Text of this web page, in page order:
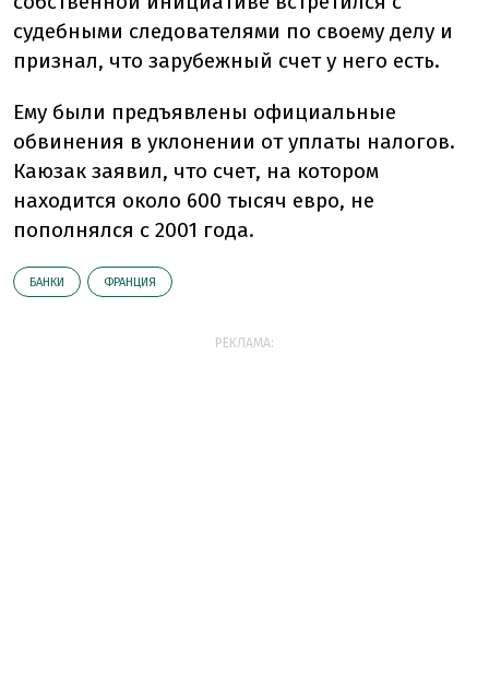
судебными следователями по своему делу и
признал, что зарубежный счет у него есть.
Ему были предъявлены официальные
обвинения в уклонении от уплаты налогов.
Каюзак заявил, что счет, на котором
находится около 600 тысяч евро, не
пополнялся с 2001 года.
БАНКИ ФРАНЦИЯ
РЕКЛАМА: